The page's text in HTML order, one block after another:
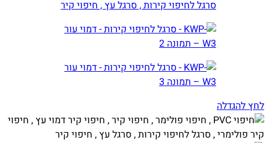
לחץ להגדלה